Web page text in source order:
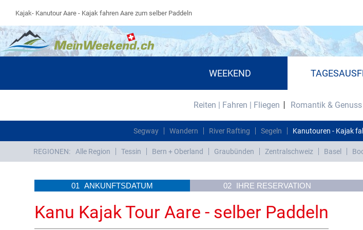
Kajak- Kanutour Aare - Kajak fahren Aare zum selber Paddeln
WEEKEND
Reiten | Fahren | Fliegen Romantik & Genuss
Segway Wandern River Rafting Segeln Kanutouren - Kajak
REGIONEN: Alle Region Tessin Bern + Oberland Graubünden Zentralschweiz Basel
01 ANKUNFTSDATUM 02 IHRE RESERVATION
Kanu Kajak Tour Aare - selber Paddeln